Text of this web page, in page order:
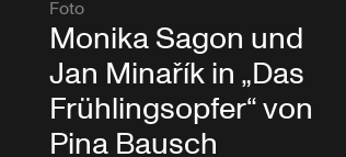
Foto
Monika Sagon und
Jan Minařík in „Das
Frühlingsopfer“ von
Pina Bausch